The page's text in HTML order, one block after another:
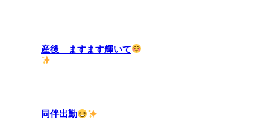
産後 ますます輝いて
同伴出勤